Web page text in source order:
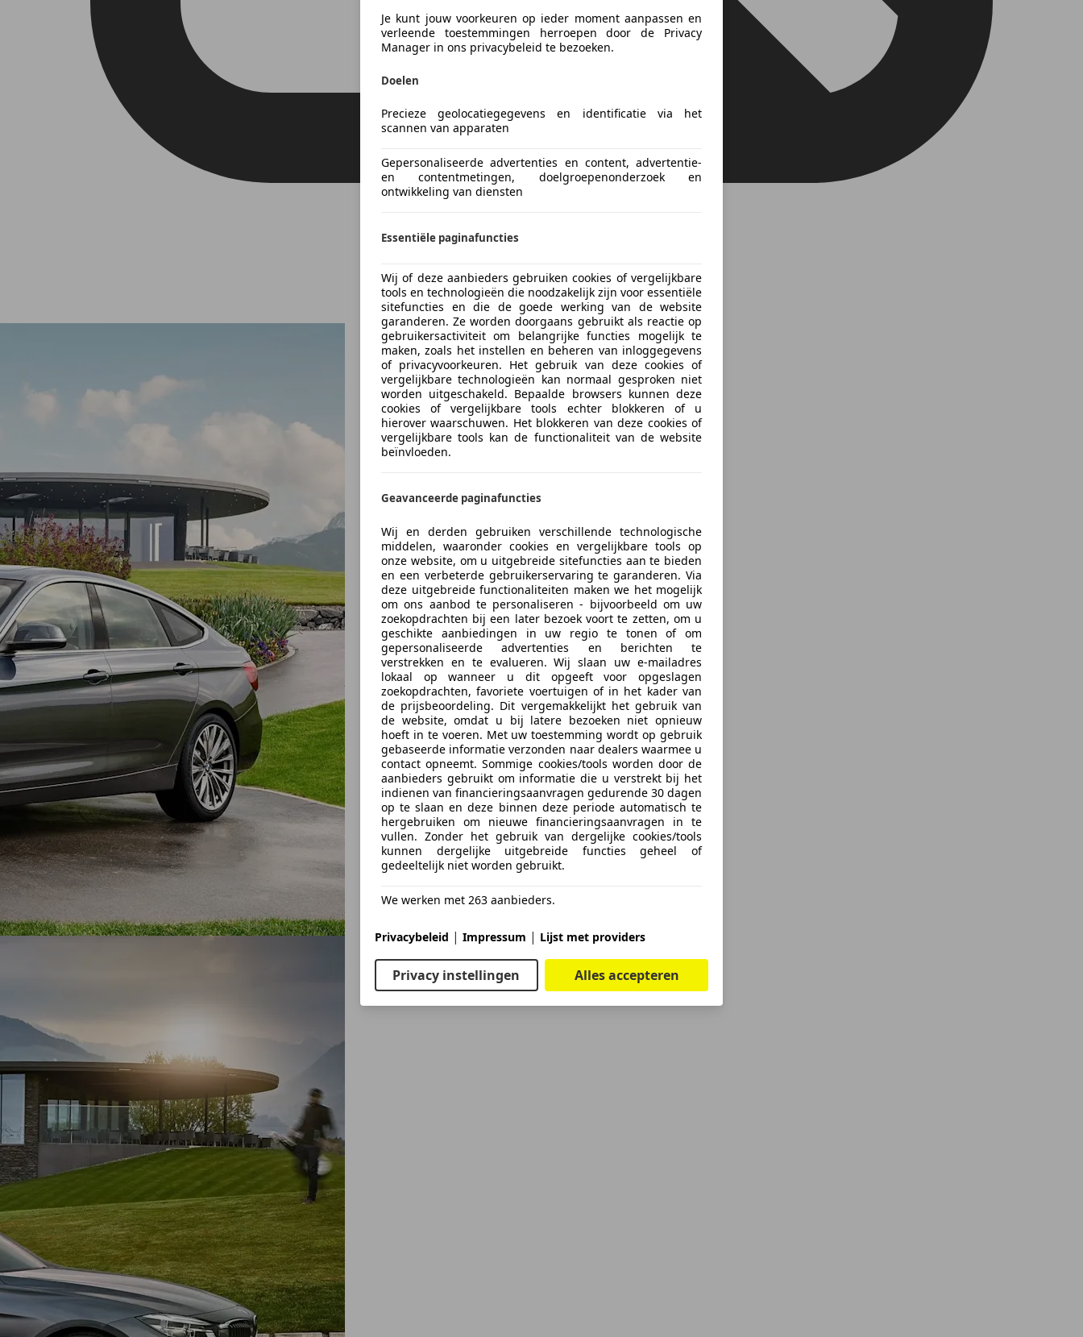
Je kunt jouw voorkeuren op ieder moment aanpassen en
verleende toestemmingen herroepen door de Privacy
Manager in ons privacybeleid te bezoeken.
Doelen
Precieze geolocatiegegevens en identificatie via het
scannen van apparaten
Gepersonaliseerde advertenties en content, advertentie-
en contentmetingen, doelgroepenonderzoek en
ontwikkeling van diensten
Essentiële paginafuncties
Wij of deze aanbieders gebruiken cookies of vergelijkbare
tools en technologieën die noodzakelijk zijn voor essentiële
sitefuncties en die de goede werking van de website
garanderen. Ze worden doorgaans gebruikt als reactie op
gebruikersactiviteit om belangrijke functies mogelijk te
maken, zoals het instellen en beheren van inloggegevens
of privacyvoorkeuren. Het gebruik van deze cookies of
vergelijkbare technologieën kan normaal gesproken niet
worden uitgeschakeld. Bepaalde browsers kunnen deze
cookies of vergelijkbare tools echter blokkeren of u
hierover waarschuwen. Het blokkeren van deze cookies of
vergelijkbare tools kan de functionaliteit van de website
beïnvloeden.
Geavanceerde paginafuncties
Wij en derden gebruiken verschillende technologische
middelen, waaronder cookies en vergelijkbare tools op
onze website, om u uitgebreide sitefuncties aan te bieden
en een verbeterde gebruikerservaring te garanderen. Via
deze uitgebreide functionaliteiten maken we het mogelijk
om ons aanbod te personaliseren - bijvoorbeeld om uw
zoekopdrachten bij een later bezoek voort te zetten, om u
geschikte aanbiedingen in uw regio te tonen of om
gepersonaliseerde advertenties en berichten te
verstrekken en te evalueren. Wij slaan uw e-mailadres
lokaal op wanneer u dit opgeeft voor opgeslagen
zoekopdrachten, favoriete voertuigen of in het kader van
de prijsbeoordeling. Dit vergemakkelijkt het gebruik van
de website, omdat u bij latere bezoeken niet opnieuw
hoeft in te voeren. Met uw toestemming wordt op gebruik
gebaseerde informatie verzonden naar dealers waarmee u
contact opneemt. Sommige cookies/tools worden door de
aanbieders gebruikt om informatie die u verstrekt bij het
indienen van financieringsaanvragen gedurende 30 dagen
op te slaan en deze binnen deze periode automatisch te
hergebruiken om nieuwe financieringsaanvragen in te
vullen. Zonder het gebruik van dergelijke cookies/tools
kunnen dergelijke uitgebreide functies geheel of
gedeeltelijk niet worden gebruikt.
We werken met 263 aanbieders.
Privacybeleid | Impressum | Lijst met providers
Privacy instellingen Alles accepteren